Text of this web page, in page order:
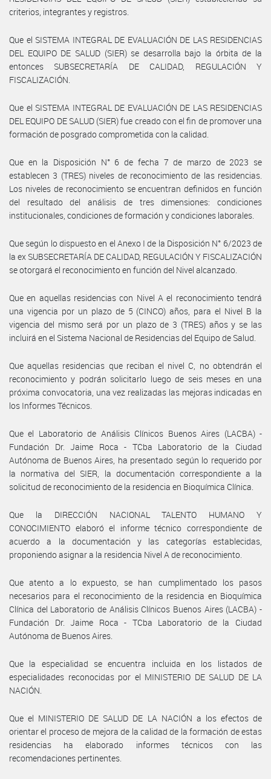
criterios, integrantes y registros.
Que el SISTEMA INTEGRAL DE EVALUACIÓN DE LAS RESIDENCIAS
DEL EQUIPO DE SALUD (SIER) se desarrolla bajo la órbita de la
entonces SUBSECRETARÍA DE CALIDAD, REGULACIÓN Y
FISCALIZACIÓN.
Que el SISTEMA INTEGRAL DE EVALUACIÓN DE LAS RESIDENCIAS
DEL EQUIPO DE SALUD (SIER) fue creado con el fin de promover una
formación de posgrado comprometida con la calidad.
Que en la Disposición N° 6 de fecha 7 de marzo de 2023 se
establecen 3 (TRES) niveles de reconocimiento de las residencias.
Los niveles de reconocimiento se encuentran definidos en función
del resultado del análisis de tres dimensiones: condiciones
institucionales, condiciones de formación y condiciones laborales.
Que según lo dispuesto en el Anexo I de la Disposición N° 6/2023 de
la ex SUBSECRETARÍA DE CALIDAD, REGULACIÓN Y FISCALIZACIÓN
se otorgará el reconocimiento en función del Nivel alcanzado.
Que en aquellas residencias con Nivel A el reconocimiento tendrá
una vigencia por un plazo de 5 (CINCO) años, para el Nivel B la
vigencia del mismo será por un plazo de 3 (TRES) años y se las
incluirá en el Sistema Nacional de Residencias del Equipo de Salud.
Que aquellas residencias que reciban el nivel C, no obtendrán el
reconocimiento y podrán solicitarlo luego de seis meses en una
próxima convocatoria, una vez realizadas las mejoras indicadas en
los Informes Técnicos.
Que el Laboratorio de Análisis Clínicos Buenos Aires (LACBA) -
Fundación Dr. Jaime Roca - TCba Laboratorio de la Ciudad
Autónoma de Buenos Aires, ha presentado según lo requerido por
la normativa del SIER, la documentación correspondiente a la
solicitud de reconocimiento de la residencia en Bioquímica Clínica.
Que la DIRECCIÓN NACIONAL TALENTO HUMANO Y
CONOCIMIENTO elaboró el informe técnico correspondiente de
acuerdo a la documentación y las categorías establecidas,
proponiendo asignar a la residencia Nivel A de reconocimiento.
Que atento a lo expuesto, se han cumplimentado los pasos
necesarios para el reconocimiento de la residencia en Bioquímica
Clínica del Laboratorio de Análisis Clínicos Buenos Aires (LACBA) -
Fundación Dr. Jaime Roca - TCba Laboratorio de la Ciudad
Autónoma de Buenos Aires.
Que la especialidad se encuentra incluida en los listados de
especialidades reconocidas por el MINISTERIO DE SALUD DE LA
NACIÓN.
Que el MINISTERIO DE SALUD DE LA NACIÓN a los efectos de
orientar el proceso de mejora de la calidad de la formación de estas
residencias ha elaborado informes técnicos con las
recomendaciones pertinentes.